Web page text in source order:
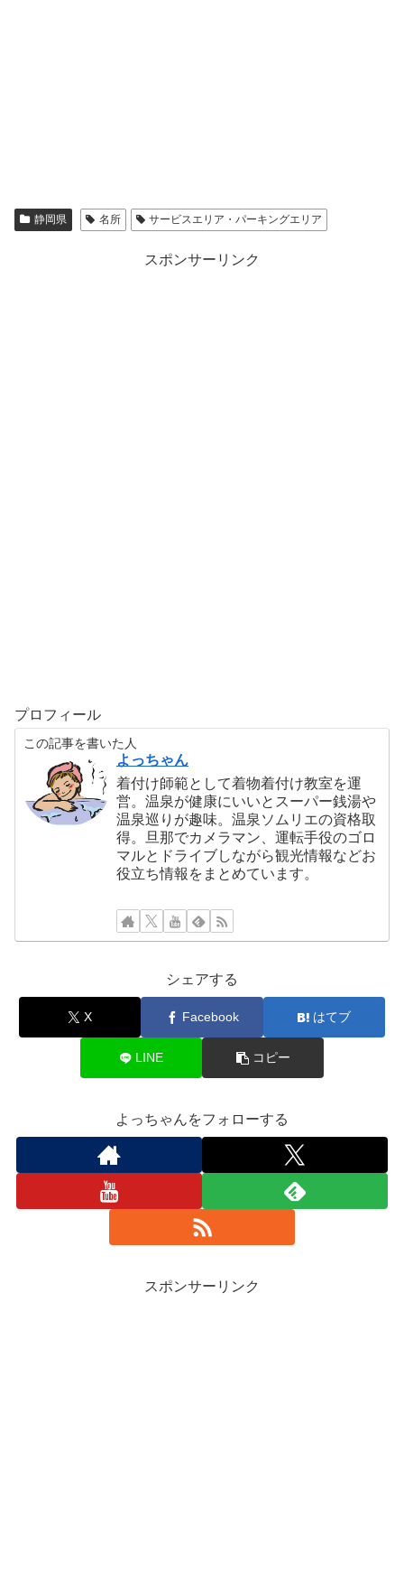
静岡県 名所 サービスエリア・パーキングエリア
スポンサーリンク
プロフィール
この記事を書いた人
よっちゃん
着付け師範として着物着付け教室を運
営。温泉が健康にいいとスーパー銭湯や
温泉巡りが趣味。温泉ソムリエの資格取
得。旦那でカメラマン、運転手役のゴロ
マルとドライブしながら観光情報などお
役立ち情報をまとめています。
シェアする
X Facebook はてブ
LINE コピー
よっちゃんをフォローする
スポンサーリンク